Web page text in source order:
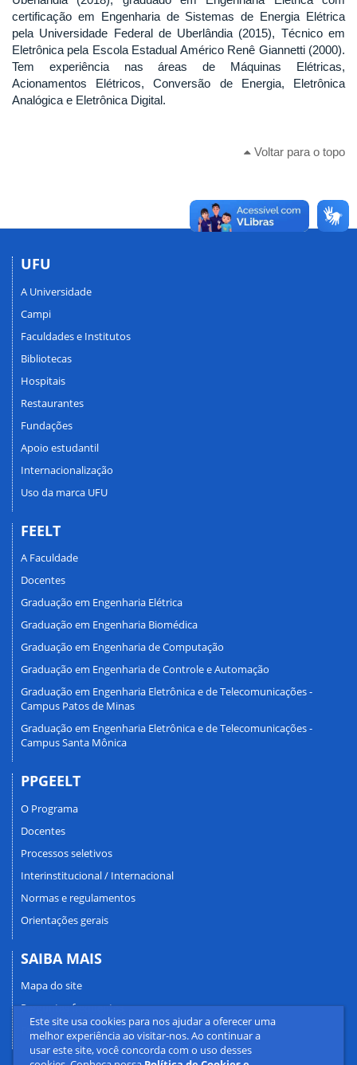
Este site usa cookies para nos ajudar a oferecer uma
melhor experiência ao visitar-nos. Ao continuar a
usar este site, você concorda com o uso desses
certificação em Engenharia de Sistemas de Energia Elétrica
pela Universidade Federal de Uberlândia (2015), Técnico em
Eletrônica pela Escola Estadual Américo Renê Giannetti (2000).
Tem experiência nas áreas de Máquinas Elétricas,
Acionamentos Elétricos, Conversão de Energia, Eletrônica
Analógica e Eletrônica Digital.
Voltar para o topo
UFU
A Universidade
Campi
Faculdades e Institutos
Bibliotecas
Hospitais
Restaurantes
Fundações
Apoio estudantil
Internacionalização
Uso da marca UFU
FEELT
A Faculdade
Docentes
Graduação em Engenharia Elétrica
Graduação em Engenharia Biomédica
Graduação em Engenharia de Computação
Graduação em Engenharia de Controle e Automação
Graduação em Engenharia Eletrônica e de Telecomunicações -
Campus Patos de Minas
Graduação em Engenharia Eletrônica e de Telecomunicações -
Campus Santa Mônica
PPGEELT
O Programa
Docentes
Processos seletivos
Interinstitucional / Internacional
Normas e regulamentos
Orientações gerais
SAIBA MAIS
Mapa do site
Perguntas frequentes
Fale conosco